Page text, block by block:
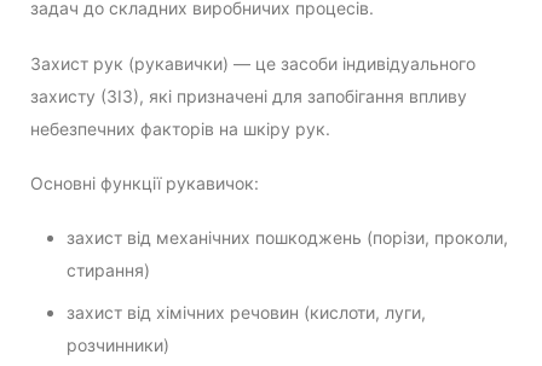
задач до складних виробничих процесів.
Захист рук (рукавички) — це засоби індивідуального
захисту (ЗІЗ), які призначені для запобігання впливу
небезпечних факторів на шкіру рук.
Основні функції рукавичок:
захист від механічних пошкоджень (порізи, проколи,
стирання)
захист від хімічних речовин (кислоти, луги,
розчинники)